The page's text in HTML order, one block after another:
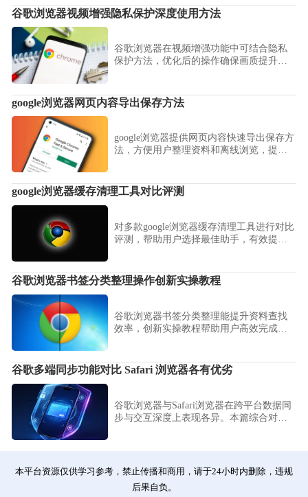
谷歌浏览器视频增强隐私保护深度使用方法
谷歌浏览器在视频增强功能中可结合隐私
保护方法，优化后的操作确保画质提升与
google浏览器网页内容导出保存方法
google浏览器提供网页内容快速导出保存方
法，方便用户整理资料和离线浏览，提高
google浏览器缓存清理工具对比评测
对多款google浏览器缓存清理工具进行对比
评测，帮助用户选择最佳助手，有效提升
谷歌浏览器书签分类整理操作创新实操教程
谷歌浏览器书签分类整理能提升资料查找
效率，创新实操教程帮助用户高效完成管
谷歌多端同步功能对比 Safari 浏览器各有优劣
谷歌浏览器与Safari浏览器在跨平台数据同
步与交互深度上表现各异。本篇综合对比
本平台资源仅供学习参考，禁止传播和商用，请于24小时内删除，违规
后果自负。